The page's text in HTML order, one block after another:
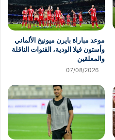
موعد مباراة بايرن ميونيخ الألماني
وأستون فيلا الودية، القنوات الناقلة
والمعلقين
07/08/2026